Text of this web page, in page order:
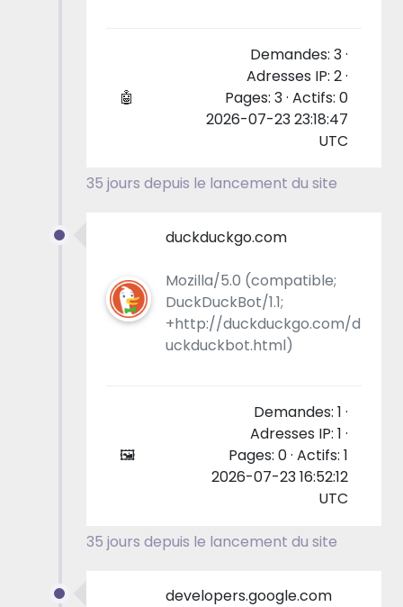
🤖
Demandes: 3 ·
Adresses IP: 2 ·
Pages: 3 · Actifs: 0
2026-07-23 23:18:47
UTC
35 jours depuis le lancement du site
duckduckgo.com
Mozilla/5.0 (compatible;
DuckDuckBot/1.1;
+http://duckduckgo.com/d
uckduckbot.html)
🖼
Demandes: 1 ·
Adresses IP: 1 ·
Pages: 0 · Actifs: 1
2026-07-23 16:52:12
UTC
35 jours depuis le lancement du site
developers.google.com